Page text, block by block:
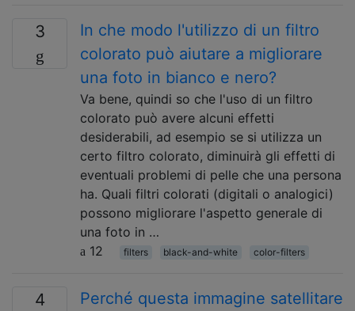
3
In che modo l'utilizzo di un filtro
colorato può aiutare a migliorare
una foto in bianco e nero?
Va bene, quindi so che l'uso di un filtro
colorato può avere alcuni effetti
desiderabili, ad esempio se si utilizza un
certo filtro colorato, diminuirà gli effetti di
eventuali problemi di pelle che una persona
ha. Quali filtri colorati (digitali o analogici)
possono migliorare l'aspetto generale di
una foto in …
12
filters black-and-white color-filters
4
Perché questa immagine satellitare